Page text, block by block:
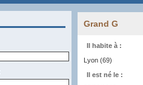
Grand G
Il habite à :
Lyon (69)
Il est né le :